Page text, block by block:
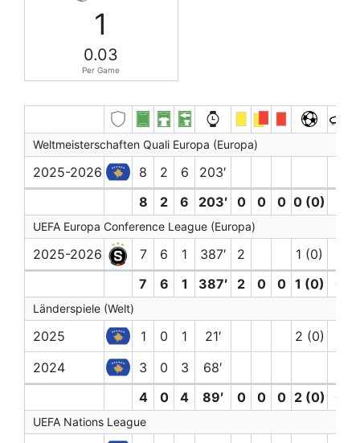
1
0.03
Per Game
Weltmeisterschaften Quali Europa (Europa)
2025-2026 8 2 6 203′
8
2 6 203′ 0 0 0 0 (0)
UEFA Europa Conference League (Europa)
2025-2026 7 6 1 387′ 2
1 (0)
7
6 1 387′ 2 0 0 1 (0) 0
Länderspiele (Welt)
2025 1 0 1 21′
2 (0)
2024
3 0 3
68′
4
0 4 89′ 0 0 0 2 (0) 0
UEFA Nations League